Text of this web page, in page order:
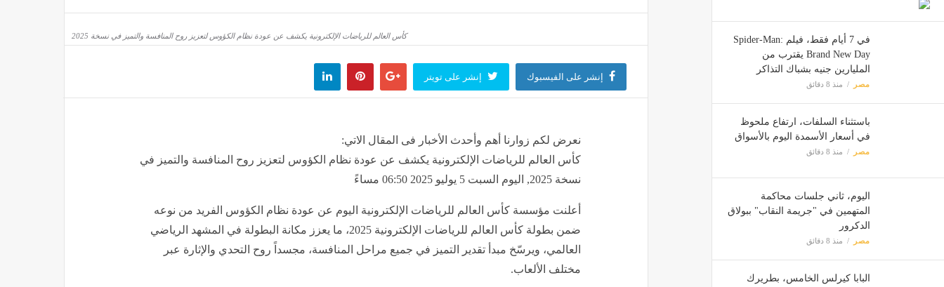
في 7 أيام فقط، فيلم Spider-Man:
Brand New Day يقترب من
المليارين جنيه بشباك التذاكر
مصر منذ 8 دقائق
باستثناء السلفات، ارتفاع ملحوظ
في أسعار الأسمدة اليوم بالأسواق
مصر منذ 8 دقائق
اليوم، ثاني جلسات محاكمة
المتهمين في "جريمة النقاب" ببولاق
الدكرور
مصر منذ 8 دقائق
البابا كيرلس الخامس، بطريرك
شيرين تغني مع محمود الليثي "عم المجال كله" بحفلها في الساحل الشمالي (فيديو وصور)
كأس العالم للرياضات الإلكترونية يكشف عن عودة نظام الكؤوس لتعزيز روح المنافسة والتميز في نسخة 2025
إنشر على الفيسبوك إنشر على تويتر
نعرض لكم زوارنا أهم وأحدث الأخبار فى المقال الاتي:
كأس العالم للرياضات الإلكترونية يكشف عن عودة نظام الكؤوس لتعزيز روح المنافسة والتميز في
نسخة 2025, اليوم السبت 5 يوليو 2025 06:50 مساءً
أعلنت مؤسسة كأس العالم للرياضات الإلكترونية اليوم عن عودة نظام الكؤوس الفريد من نوعه
ضمن بطولة كأس العالم للرياضات الإلكترونية 2025، ما يعزز مكانة البطولة في المشهد الرياضي
العالمي، ويرسّخ مبدأ تقدير التميز في جميع مراحل المنافسة، مجسداً روح التحدي والإثارة عبر
مختلف الألعاب.